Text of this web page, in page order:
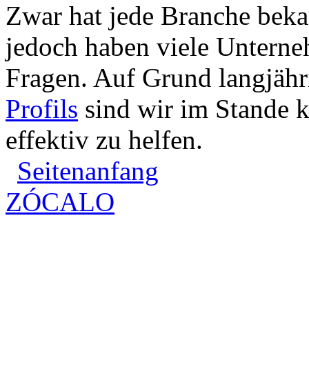
Zwar hat jede Branche
jedoch haben viele
Fragen. Auf Grund
Profils sind wir im Stande
effektiv zu helfen.
Seitenanfang
ZÓCALO